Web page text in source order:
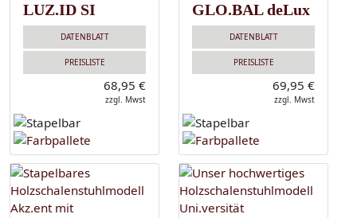
LUZ.ID SI
DATENBLATT
PREISLISTE
68,95 €
zzgl. Mwst
GLO.BAL deLux
DATENBLATT
PREISLISTE
69,95 €
zzgl. Mwst